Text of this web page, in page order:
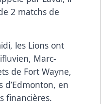
2 matchs de
les Lions ont
Marc-
de Fort Wayne,
d’Edmonton, en
financières.